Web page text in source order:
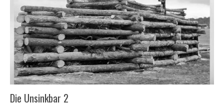
Die Unsinkbar 2